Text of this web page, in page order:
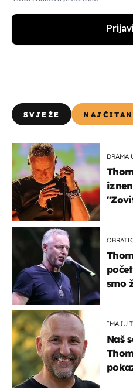
SVJEŽE
DRAMA
smo
IMAJU
Naš